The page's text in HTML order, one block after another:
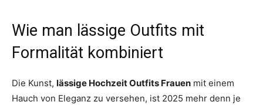
Wie man lässige Outfits mit
Formalität kombiniert
Die Kunst, lässige Hochzeit Outfits Frauen mit einem
Hauch von Eleganz zu versehen, ist 2025 mehr denn je